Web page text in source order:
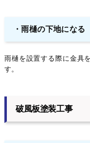
・雨樋の下地になる
雨樋を設置する際に金具
す。
破風板塗装工事